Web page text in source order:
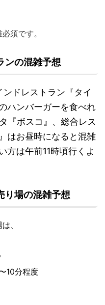
須です。
ンの混雑予想
ドレストラン『タイ
ハンバーガーを食べれ
『ボスコ』、総合レス
はお昼時になると混雑
方は午前11時頃行くよ
り場の混雑予想
、
10分程度